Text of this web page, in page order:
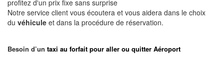
profitez d'un prix fixe sans surprise
Notre service client vous écoutera et vous aidera dans le choix
du véhicule et dans la procédure de réservation.
Besoin d’un taxi au forfait pour aller ou quitter Aéroport